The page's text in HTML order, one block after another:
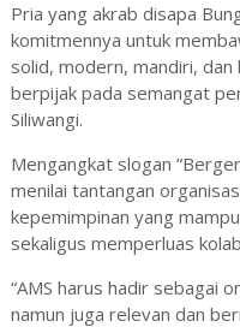
Pria yang akrab disapa
komitmennya untuk
solid, modern, mandiri,
berpijak pada semangat
Siliwangi.
Mengangkat slogan
menilai tantangan
kepemimpinan yang
sekaligus memperluas
“AMS harus hadir sebagai
namun juga relevan dan